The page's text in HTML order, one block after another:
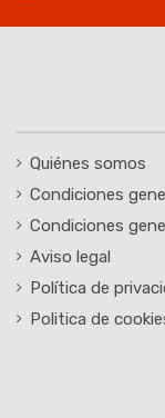
Quiénes somos
Condiciones
Condiciones
Aviso legal
Política de
Politica de